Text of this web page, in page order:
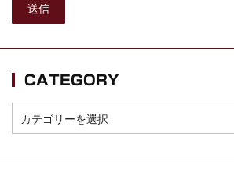
スコーピオンズ / 2024年6月15日...
*NEW RELEASE (最新約3ヶ月)
マネスキン / 2024年6月9日 ドイ...
リアム・ギャラガー / 2024年6月1...
*NEW RELEASE (最新約3ヶ月)
2024.6.9
メガデス / 2023年8月4日 ドイツ...
ユーライア・ヒープ / 2023年8月3...
CATEGORY